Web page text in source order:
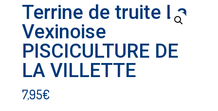
Terrine de truite La
Vexinoise
PISCICULTURE DE
LA VILLETTE
7,95€